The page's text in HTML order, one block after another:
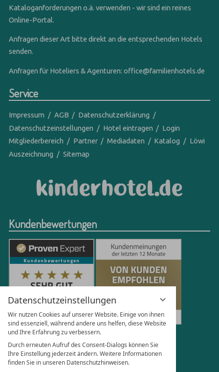
Datenschutzeinstellungen
Wir nutzen Cookies auf unserer Website. Einige von ihnen
sind essenziell, während andere uns helfen, diese Website
und Ihre Erfahrung zu verbessern.
Durch erneuten Aufruf des Consent-Dialogs können Sie
Ihre Einstellung jederzeit ändern. Weitere Informationen
finden Sie in unseren Datenschutzhinweisen.
Kataloganforderungen o.ä. verwenden - wir sind ein reines
Online-Portal.
Anfragen dieser Art bitte direkt an die entsprechenden Hotels
senden.
Anfragen für Hoteliers & Agenturen:office@familienhotels.de
Service
Impressum AGB
Datenschutzerklärung
Datenschutzeinstellungen
Hotel eintragen
Login
Mitgliederbereich
Partner Mediadaten Katalog
Löwi
Auszeichnung
Sitemap
Kundenbewertungen